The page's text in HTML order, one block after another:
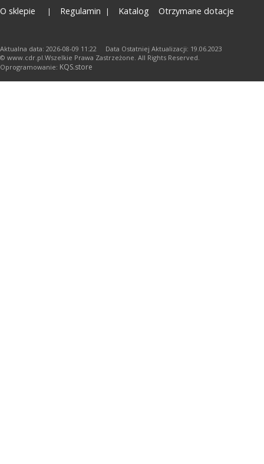
O sklepie Regulamin Katalog Otrzymane dotacje
Aktualna data: 2026-08-09 11:22 Data Ostatniej Aktualizacji: 19.06.2023
© www.cdr.pl.Wszelkie Prawa Zastrzeżone. All Rights Reserved.
Oprogramowanie: KQS.store